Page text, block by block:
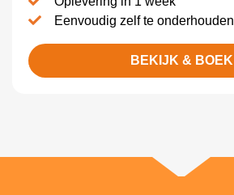
Eenvoudig zelf te onderhouden
BEKIJK & BOEK